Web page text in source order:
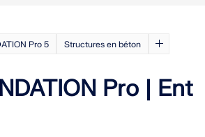
Pro 5 Structures en béton
Pro | Ent